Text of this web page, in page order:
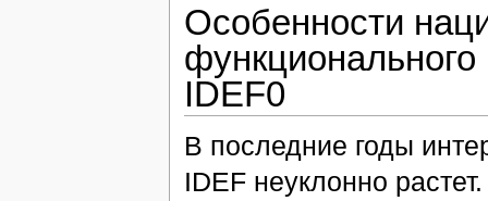
Особенности
IDEF0
В последние годы
IDEF неуклонно